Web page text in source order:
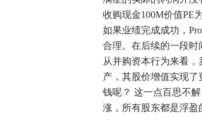
收购现金100M价值PE
如果业绩完成成功，
合理。在后续的一段时
从并购资本行为来看
产，其股价增值实现
钱呢？ 这一点百思不
涨，所有股东都是浮盈